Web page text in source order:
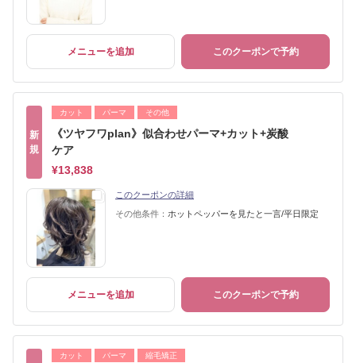
メニューを追加 このクーポンで予約
新
規
カット パーマ その他
《ツヤフワplan》似合わせパーマ+カット+炭酸
ケア
¥13,838
このクーポンの詳細
その他条件： ホットペッパーを見たと一言/平日限定
メニューを追加 このクーポンで予約
カット パーマ 縮毛矯正